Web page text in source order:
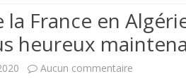
Commémorations
nationales
(2012)
la France en
heureux
Aucun commentaire